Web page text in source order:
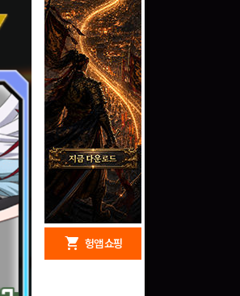
shopping_cart 헝앱 쇼핑